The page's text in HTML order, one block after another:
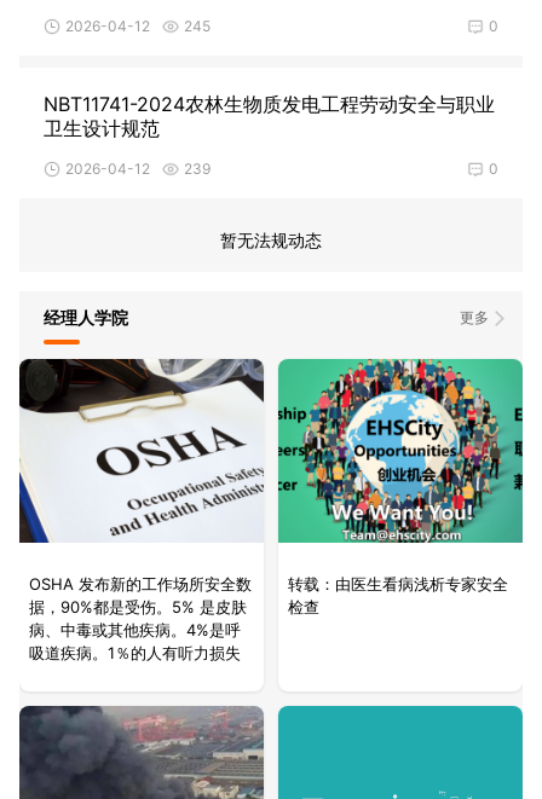
0
2026-04-12 245
NBT11741-2024农林生物质发电工程劳动安全与职业
卫生设计规范
0
2026-04-12 239
暂无法规动态
更多
经理人学院
OSHA 发布新的工作场所安全数
据，90%都是受伤。5% 是皮肤
病、中毒或其他疾病。4%是呼
吸道疾病。1％的人有听力损失
转载：由医生看病浅析专家安全
检查